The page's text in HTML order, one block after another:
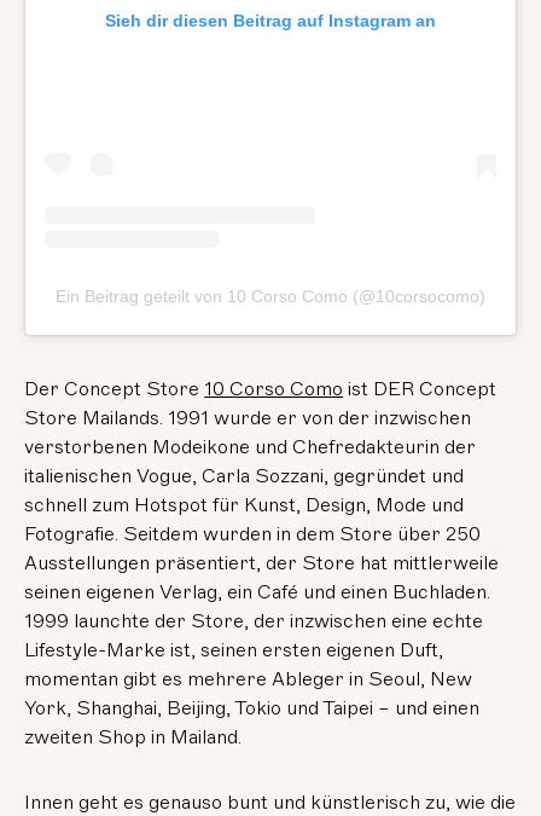
Sieh dir diesen Beitrag auf Instagram an
Ein Beitrag geteilt von 10 Corso Como (@10corsocomo)
Der Concept Store 10 Corso Como ist DER Concept
Store Mailands. 1991 wurde er von der inzwischen
verstorbenen Modeikone und Chefredakteurin der
italienischen Vogue, Carla Sozzani, gegründet und
schnell zum Hotspot für Kunst, Design, Mode und
Fotografie. Seitdem wurden in dem Store über 250
Ausstellungen präsentiert, der Store hat mittlerweile
seinen eigenen Verlag, ein Café und einen Buchladen.
1999 launchte der Store, der inzwischen eine echte
Lifestyle-Marke ist, seinen ersten eigenen Duft,
momentan gibt es mehrere Ableger in Seoul, New
York, Shanghai, Beijing, Tokio und Taipei – und einen
zweiten Shop in Mailand.
Innen geht es genauso bunt und künstlerisch zu, wie die